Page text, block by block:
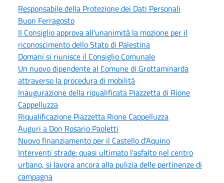
Responsabile della Protezione dei Dati Personali
Buon Ferragosto
Il Consiglio approva all'unanimità la mozione per il
riconoscimento dello Stato di Palestina
Domani si riunisce il Consiglio Comunale
Un nuovo dipendente al Comune di Grottaminarda
attraverso la procedura di mobilità
Inaugurazione della riqualificata Piazzetta di Rione
Cappelluzza
Riqualificazione Piazzetta Rione Cappelluzza
Auguri a Don Rosario Paoletti
Nuovo finanziamento per il Castello d'Aquino
Interventi strade: quasi ultimato l'asfalto nel centro
urbano, si lavora ancora alla pulizia delle pertinenze di
campagna